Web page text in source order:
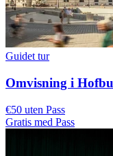
Guidet tur
Omvisning i
€50 uten Pass
Gratis med Pass